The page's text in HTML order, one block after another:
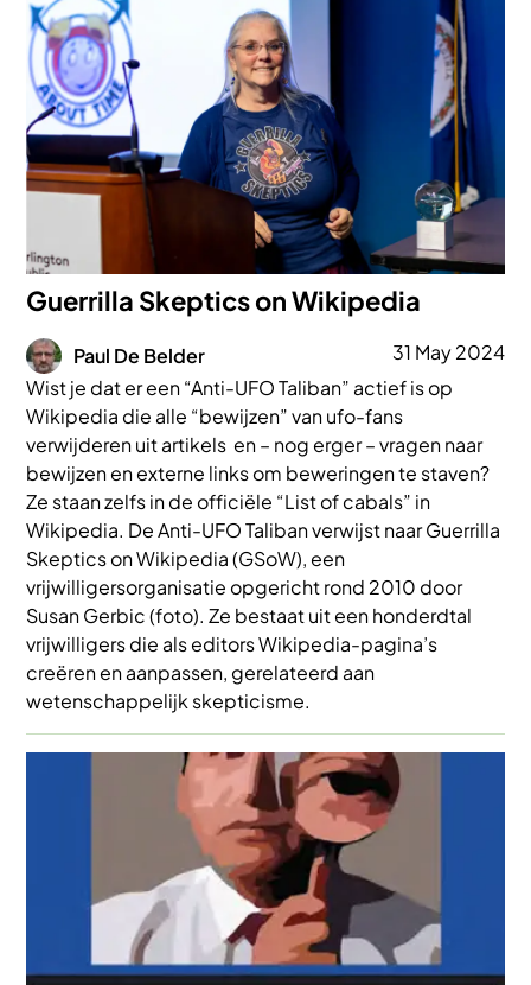
Guerrilla Skeptics on Wikipedia
Afbeelding
Paul De Belder
31 May 2024
Wist je dat er een “Anti-UFO Taliban” actief is op
Wikipedia die alle “bewijzen” van ufo-fans
verwijderen uit artikels en – nog erger – vragen naar
bewijzen en externe links om beweringen te staven?
Ze staan zelfs in de officiële “List of cabals” in
Wikipedia. De Anti-UFO Taliban verwijst naar Guerrilla
Skeptics on Wikipedia (GSoW), een
vrijwilligersorganisatie opgericht rond 2010 door
Susan Gerbic (foto). Ze bestaat uit een honderdtal
vrijwilligers die als editors Wikipedia-pagina’s
creëren en aanpassen, gerelateerd aan
wetenschappelijk skepticisme.